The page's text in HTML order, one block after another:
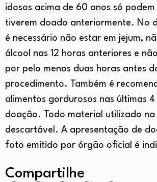
idosos acima de 60 anos só
tiverem doado anteriormente. No
é necessário não estar em jejum,
álcool nas 12 horas anteriores e
por pelo menos duas horas antes
procedimento. Também é
alimentos gordurosos nas últimas
doação. Todo material utilizado na
descartável. A apresentação de
foto emitido por órgão oficial é
Compartilhe